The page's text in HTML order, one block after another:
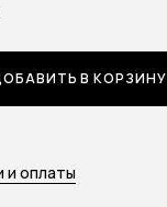
В КОРЗИНУ
и оплаты